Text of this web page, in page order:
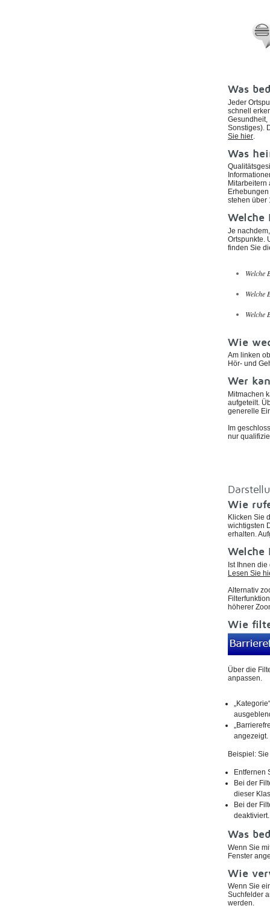
Was
Jeder
schnell
Gesundheit,
Sonstiges).
Sie hier
Was
Mitarbeitern
stehen über
Welche
Je
Ortspunkte.
finden Sie
Welche
Welche
Welche
Wie
Am linken
Hör- und
Wer
Mitmachen
aufgeteilt.
generelle
Im
nur
Wie
Klicken Sie
wichtigsten
erhalten.
Welche
Ist Ihnen
Lesen Sie
Alternativ
höherer
Wie
Über die
anpassen.
angezeigt.
Beispiel:
Entfernen
Bei der
dieser
Bei der
deaktiviert.
Was
Wenn Sie
Fenster
Wie
Wenn Sie
Suchfelder
werden.